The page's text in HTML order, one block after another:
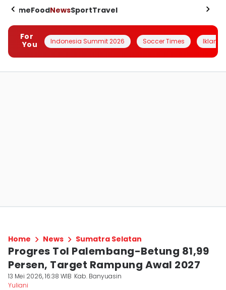
HomeFoodNewsSportTravel
For
You
Indonesia Summit 2026 Soccer Times Iklanin
Home News Sumatra Selatan
Progres Tol Palembang-Betung 81,99
Persen, Target Rampung Awal 2027
13 Mei 2026, 16:38 WIB Kab. Banyuasin
Yuliani